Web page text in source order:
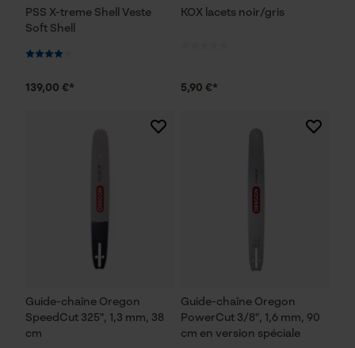
PSS X-treme Shell Veste
Soft Shell
139,00 €*
KOX lacets noir/gris
5,90 €*
Guide-chaîne Oregon
SpeedCut 325", 1,3 mm, 38
cm
Guide-chaîne Oregon
PowerCut 3/8", 1,6 mm, 90
cm en version spéciale